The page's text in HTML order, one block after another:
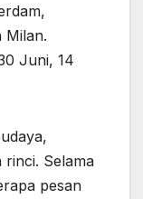
Milan.
Juni, 14
rinci. Selama
pesan